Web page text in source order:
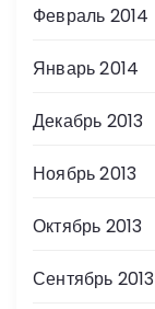
Февраль 2014
Январь 2014
Декабрь 2013
Ноябрь 2013
Октябрь 2013
Сентябрь 2013